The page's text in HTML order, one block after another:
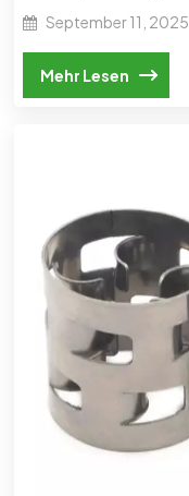
September 11, 2025
Mehr Lesen